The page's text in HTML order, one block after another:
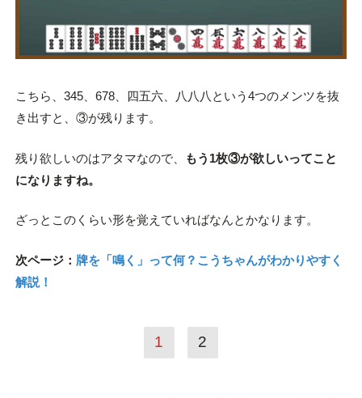
こちら、345、678、四五六、八八八という4つのメンツを抜
き出すと、③が残ります。
残り欲しいのはアタマなので、
もう1枚③が欲しいってこと
になりますね。
ざっとこのくらい形を覚えていればなんとかなります。
次ページ： 牌を「鳴く」って何？こうちゃんがわかりやすく
解説！
1 2